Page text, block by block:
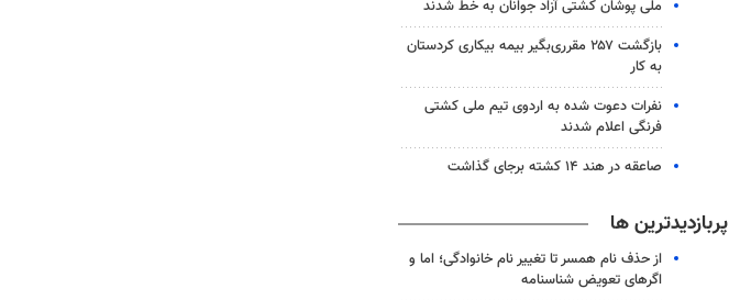
ملی پوشان کشتی آزاد جوانان به خط شدند
بازگشت ۲۵۷ مقرری‌بگیر بیمه بیکاری کردستان
به کار
نفرات دعوت شده به اردوی تیم ملی کشتی
فرنگی اعلام شدند
صاعقه در هند ۱۴ کشته برجای گذاشت
پربازدیدترین ها
از حذف نام همسر تا تغییر نام خانوادگی؛ اما و
اگرهای تعویض شناسنامه